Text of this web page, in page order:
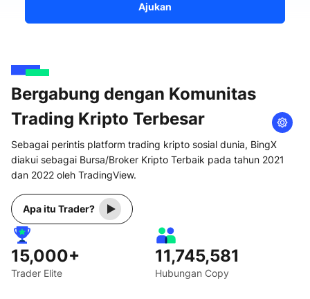
Ajukan
Bergabung dengan Komunitas
Trading Kripto Terbesar
Sebagai perintis platform trading kripto sosial dunia, BingX
diakui sebagai Bursa/Broker Kripto Terbaik pada tahun 2021
dan 2022 oleh TradingView.
Apa itu Trader?
15,000+
Trader Elite
11,745,581
Hubungan Copy